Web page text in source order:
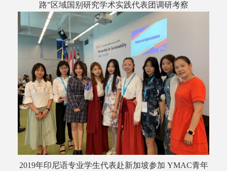
路”区域国别研究学术实践代表团调研考察
2019年印尼语专业学生代表赴新加坡参加 YMAC青年